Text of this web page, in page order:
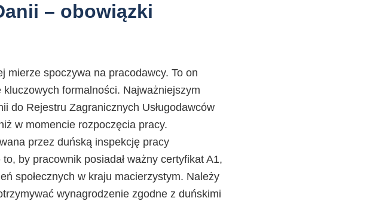
– obowiązki
mierze spoczywa na pracodawcy. To on
kluczowych formalności. Najważniejszym
do Rejestru Zagranicznych Usługodawców
w momencie rozpoczęcia pracy.
przez duńską inspekcję pracy
by pracownik posiadał ważny certyfikat A1,
społecznych w kraju macierzystym. Należy
wynagrodzenie zgodne z duńskimi